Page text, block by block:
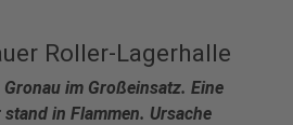
Roller-Lagerhalle
im Großeinsatz. Eine
in Flammen. Ursache